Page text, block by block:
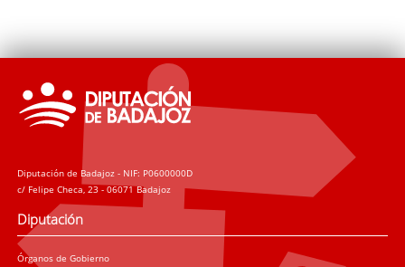
Diputación de Badajoz - NIF: P0600000D
c/ Felipe Checa, 23 - 06071 Badajoz
Diputación
Órganos de Gobierno